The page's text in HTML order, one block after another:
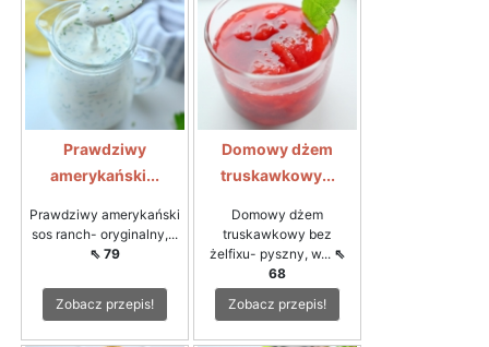
Prawdziwy
amerykański...
Prawdziwy amerykański
sos ranch- oryginalny,...
⇖ 79
Zobacz przepis!
Domowy dżem
truskawkowy...
Domowy dżem
truskawkowy bez
żelfixu- pyszny, w... ⇖
68
Zobacz przepis!